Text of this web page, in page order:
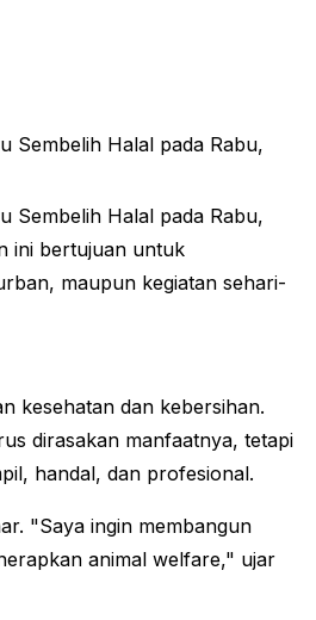
Sembelih Halal pada Rabu,
Sembelih Halal pada Rabu,
ini bertujuan untuk
maupun kegiatan sehari-
kesehatan dan kebersihan.
dirasakan manfaatnya, tetapi
handal, dan profesional​​.
"Saya ingin membangun
animal welfare," ujar